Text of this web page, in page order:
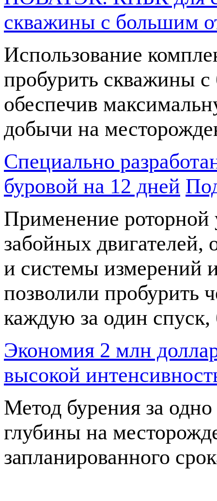
скважины с большим
Использование
пробурить скважины
обеспечив
добычи на
Специально
буровой на 12 дней
Применение роторной
забойных
и системы измерений
позволили пробурить
каждую за один спуск,
Экономия 2 млн
высокой
Метод бурения за
глубины на
запланированного